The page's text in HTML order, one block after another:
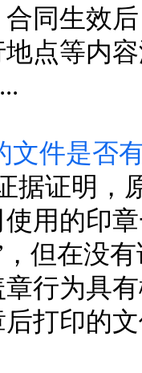
同生效
点等内
文件是否
证明，
用的印
但在没
行为具
打印的